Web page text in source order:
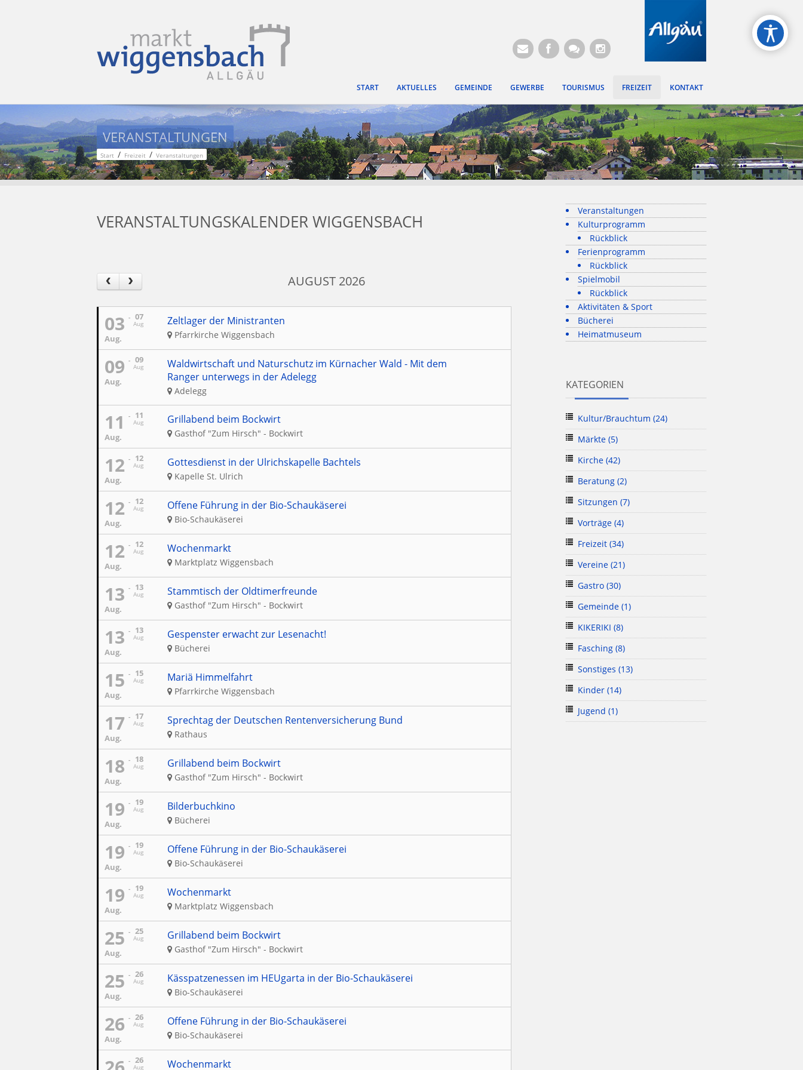
START AKTUELLES GEMEINDE GEWERBE TOURISMUS FREIZEIT KONTAKT
VERANSTALTUNGEN
Start / Freizeit / Veranstaltungen
VERANSTALTUNGSKALENDER WIGGENSBACH
AUGUST 2026
07
Aug
03
Aug.
Zeltlager der Ministranten
Pfarrkirche Wiggensbach
09
Aug
09
Aug.
Waldwirtschaft und Naturschutz im Kürnacher Wald - Mit dem
Ranger unterwegs in der Adelegg
Adelegg
11
Aug
11
Aug.
Grillabend beim Bockwirt
Gasthof "Zum Hirsch" - Bockwirt
12
Aug
12
Aug.
Gottesdienst in der Ulrichskapelle Bachtels
Kapelle St. Ulrich
12
Aug
12
Aug.
Offene Führung in der Bio-Schaukäserei
Bio-Schaukäserei
12
Aug
12
Aug.
Wochenmarkt
Marktplatz Wiggensbach
13
Aug
13
Aug.
Stammtisch der Oldtimerfreunde
Gasthof "Zum Hirsch" - Bockwirt
13
Aug
13
Aug.
Gespenster erwacht zur Lesenacht!
Bücherei
15
Aug
15
Aug.
Mariä Himmelfahrt
Pfarrkirche Wiggensbach
17
Aug
17
Aug.
Sprechtag der Deutschen Rentenversicherung Bund
Rathaus
18
Aug
18
Aug.
Grillabend beim Bockwirt
Gasthof "Zum Hirsch" - Bockwirt
19
Aug
19
Aug.
Bilderbuchkino
Bücherei
19
Aug
19
Aug.
Offene Führung in der Bio-Schaukäserei
Bio-Schaukäserei
19
Aug
19
Aug.
Wochenmarkt
Marktplatz Wiggensbach
25
Aug
25
Aug.
Grillabend beim Bockwirt
Gasthof "Zum Hirsch" - Bockwirt
26
Aug
25
Aug.
Kässpatzenessen im HEUgarta in der Bio-Schaukäserei
Bio-Schaukäserei
26
Aug
26
Aug.
Offene Führung in der Bio-Schaukäserei
Bio-Schaukäserei
26
Aug Wochenmarkt
Veranstaltungen
Kulturprogramm
Rückblick
Ferienprogramm
Rückblick
Spielmobil
Rückblick
Aktivitäten & Sport
Bücherei
Heimatmuseum
KATEGORIEN
Kultur/Brauchtum (24)
Märkte (5)
Kirche (42)
Beratung (2)
Sitzungen (7)
Vorträge (4)
Freizeit (34)
Vereine (21)
Gastro (30)
Gemeinde (1)
KIKERIKI (8)
Fasching (8)
Sonstiges (13)
Kinder (14)
Jugend (1)